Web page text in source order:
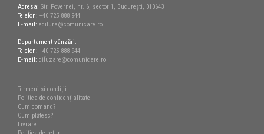
Adresa: Str. Povernei, nr. 6, sector 1, București, 010643
Telefon: +40 725 888 944
E-mail: editura@comunicare.ro
Departament vânzări:
Telefon: +40 725 888 944
E-mail: difuzare@comunicare.ro
Termeni și condiții
Politica de confidențialitate
Cum comand?
Cum plătesc?
Livrare